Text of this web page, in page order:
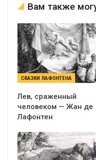
Вам также
СКАЗКИ ЛАФОНТЕНА
Лев, сраженный
человеком — Жан де
Лафонтен